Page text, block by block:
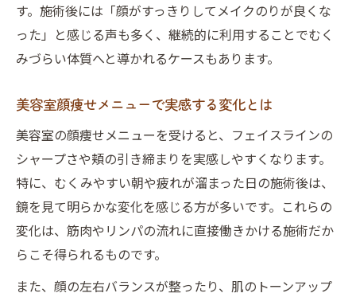
す。施術後には「顔がすっきりしてメイクのりが良くな
った」と感じる声も多く、継続的に利用することでむく
みづらい体質へと導かれるケースもあります。
美容室顔痩せメニューで実感する変化とは
美容室の顔痩せメニューを受けると、フェイスラインの
シャープさや頬の引き締まりを実感しやすくなります。
特に、むくみやすい朝や疲れが溜まった日の施術後は、
鏡を見て明らかな変化を感じる方が多いです。これらの
変化は、筋肉やリンパの流れに直接働きかける施術だか
らこそ得られるものです。
また、顔の左右バランスが整ったり、肌のトーンアップ